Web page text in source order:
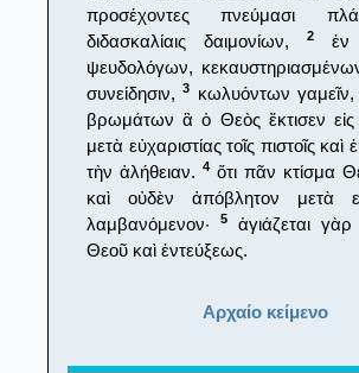
προσέχοντες πνεύμασι
διδασκαλίαις δαιμονίων,
2
ἐν
ψευδολόγων,
συνείδησιν,3
κωλυόντων γαμεῖν,
βρωμάτων ἃ ὁ Θεὸς ἔκτισεν εἰς
μετὰ εὐχαριστίας τοῖς πιστοῖς
τὴν ἀλήθειαν. 4 ὅτι πᾶν κτίσμα
καὶ οὐδὲν ἀπόβλητον μετὰ
λαμβανόμενον·
5
ἁγιάζεται
Θεοῦ καὶ ἐντεύξεως.
Αρχαίο κείμενο